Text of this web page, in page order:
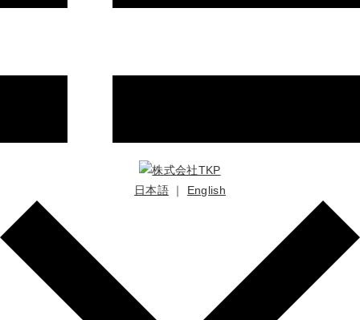
日本語｜ English